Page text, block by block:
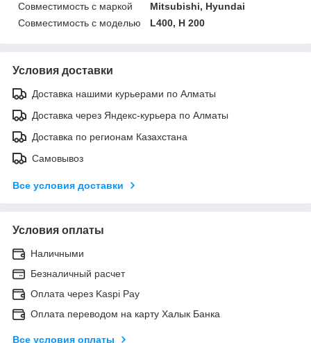
Совместимость с маркой
Mitsubishi, Hyundai
Совместимость с моделью
L400, H 200
Условия доставки
Доставка нашими курьерами по Алматы
Доставка через Яндекс-курьера по Алматы
Доставка по регионам Казахстана
Самовывоз
Все условия доставки
Условия оплаты
Наличными
Безналичный расчет
Оплата через Kaspi Pay
Оплата переводом на карту Халык Банка
Все условия оплаты